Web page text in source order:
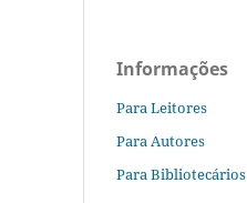
Informações
Para Leitores
Para Autores
Para Bibliotecários